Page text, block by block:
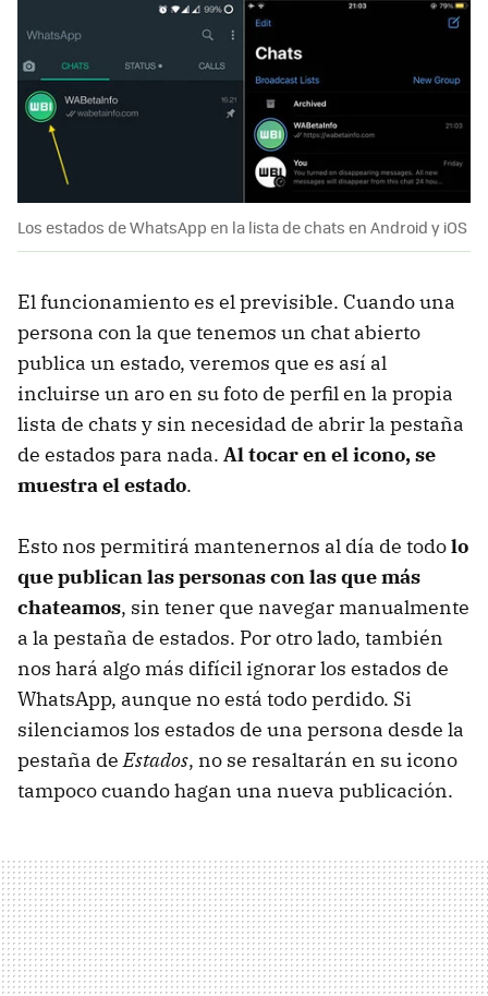
Los estados de WhatsApp en la lista de chats en Android y iOS
El funcionamiento es el previsible. Cuando una
persona con la que tenemos un chat abierto
publica un estado, veremos que es así al
incluirse un aro en su foto de perfil en la propia
lista de chats y sin necesidad de abrir la pestaña
de estados para nada. Al tocar en el icono, se
muestra el estado.
Esto nos permitirá mantenernos al día de todolo
que publican las personas con las que más
chateamos, sin tener que navegar manualmente
a la pestaña de estados. Por otro lado, también
nos hará algo más difícil ignorar los estados de
WhatsApp, aunque no está todo perdido. Si
silenciamos los estados de una persona desde la
pestaña deEstados, no se resaltarán en su icono
tampoco cuando hagan una nueva publicación.